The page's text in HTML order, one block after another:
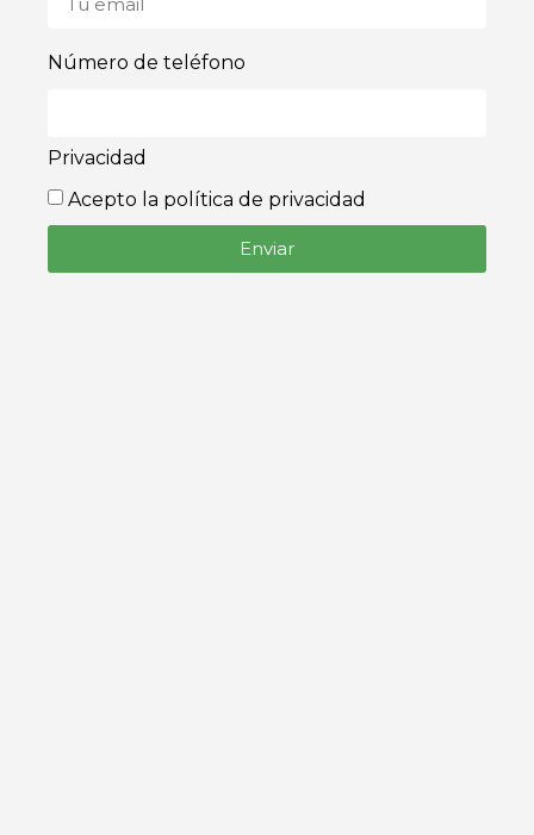
Número de teléfono
Privacidad
Acepto la política de privacidad
Enviar